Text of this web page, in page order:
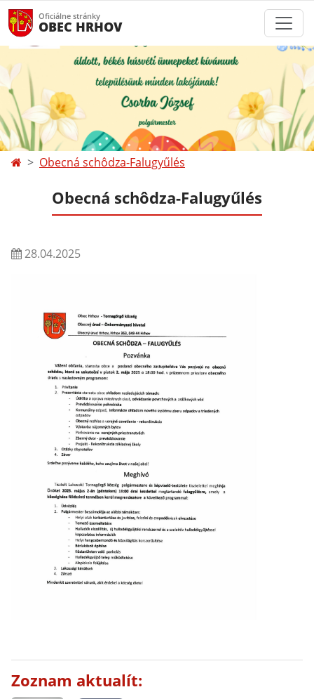
Oficiálne stránky
OBEC HRHOV
Obecná schôdza-Falugyűlés
Obecná schôdza-Falugyűlés
28.04.2025
Zoznam aktualít: